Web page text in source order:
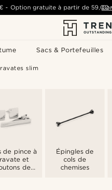
Sacs & Portefeuilles
- Option gratuite à partir de59,00
slim
de pince à
et
de
Épingles de
cols de
chemises